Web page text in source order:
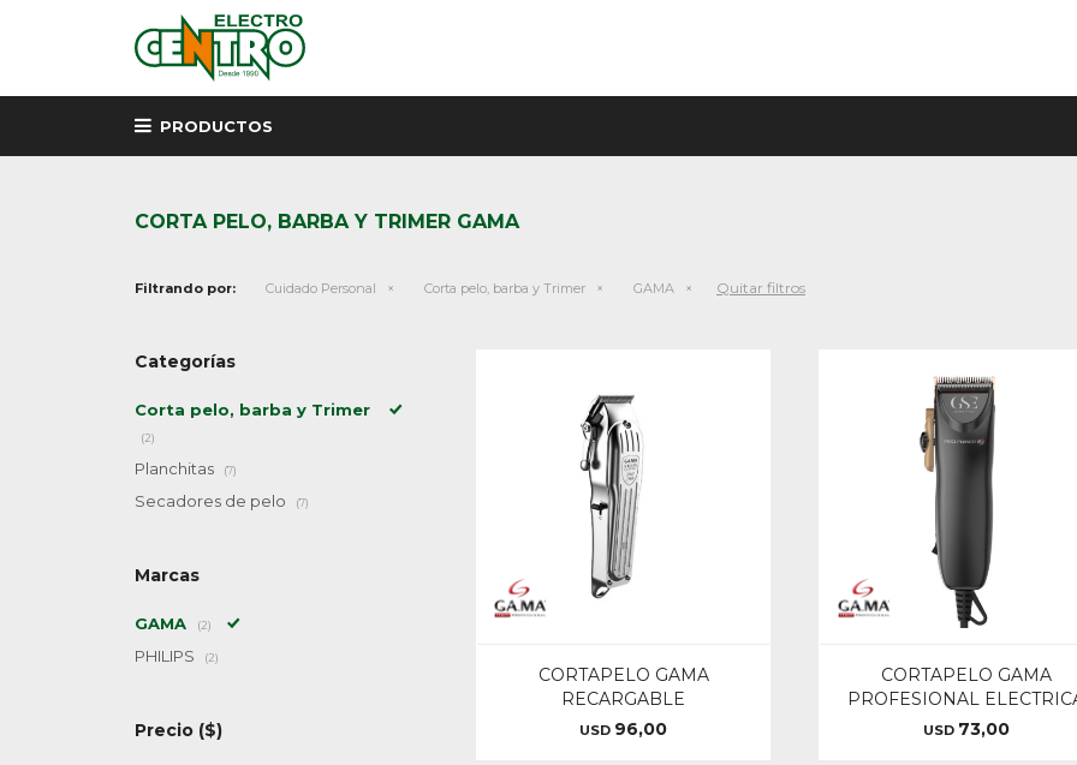
PRODUCTOS
CORTA PELO, BARBA Y TRIMER GAMA
Filtrando por: Cuidado Personal Corta pelo, barba y Trimer GAMA Quitar filtros
CORTAPELO GAMA
RECARGABLE
USD 96,00
CORTAPELO GAMA
PROFESIONAL
USD 73,00
Categorías
Corta pelo, barba y Trimer
(2)
Planchitas (7)
Secadores de pelo (7)
Marcas
GAMA (2)
PHILIPS (2)
Precio ($)